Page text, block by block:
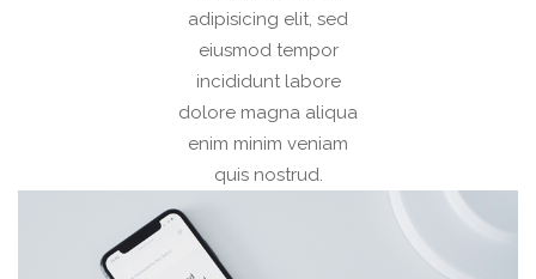
adipisicing elit, sed
eiusmod tempor
incididunt labore
dolore magna aliqua
enim minim veniam
quis nostrud.